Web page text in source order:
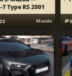
Type RS 2001
RHD | Тюнинг]
Mazda 0